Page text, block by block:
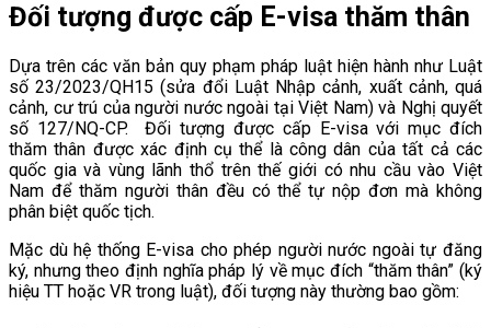
Đối tượng được cấp E-visa thăm thân
Dựa trên các văn bản quy phạm pháp luật hiện hành như Luật
số 23/2023/QH15 (sửa đổi Luật Nhập cảnh, xuất cảnh, quá
cảnh, cư trú của người nước ngoài tại Việt Nam) và Nghị quyết
số 127/NQ-CP. Đối tượng được cấp E-visa với mục đích
thăm thân được xác định cụ thể là công dân của tất cả các
quốc gia và vùng lãnh thổ trên thế giới có nhu cầu vào Việt
Nam để thăm người thân đều có thể tự nộp đơn mà không
phân biệt quốc tịch.
Mặc dù hệ thống E-visa cho phép người nước ngoài tự đăng
ký, nhưng theo định nghĩa pháp lý về mục đích “thăm thân” (ký
hiệu TT hoặc VR trong luật), đối tượng này thường bao gồm: